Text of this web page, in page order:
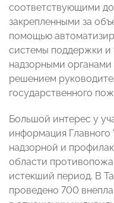
соответствующими
закрепленными за
помощью
системы поддержки и
надзорными
решением
государственного
Большой интерес у
информация Главного
надзорной и
области
истекший период. В
проведено 700